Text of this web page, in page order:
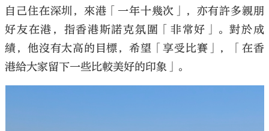
自己住在深圳，來港「一年十幾次」，亦有許多親朋
好友在港，指香港斯諾克氛圍「非常好」。對於成
績，他沒有太高的目標，希望「享受比賽」，「在香
港給大家留下一些比較美好的印象」。